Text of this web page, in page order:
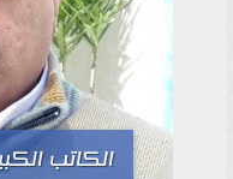
الكاتب